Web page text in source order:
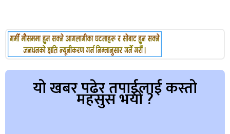
यो खबर पढेर तपाईलाई कस्तो
महसुस भयो ?